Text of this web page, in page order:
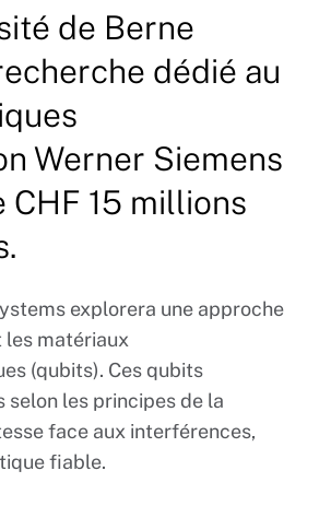
de Berne
dédié au
Werner Siemens
CHF 15 millions
explorera une approche
les matériaux
(qubits). Ces qubits
les principes de la
face aux interférences,
fiable.